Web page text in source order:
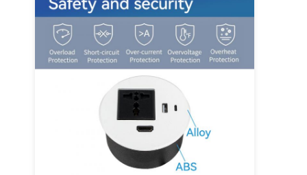
ডেস্ক ক্ল্যাম্প পাওয়ার আউটলেট
ডেস্ক পাওয়ার স্ট্রিপের নিচে